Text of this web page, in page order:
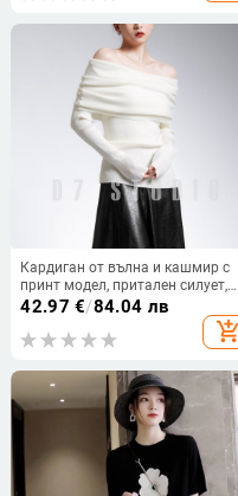
Кардиган от вълна и кашмир с
принт модел, притален силует,
дълъг ръкав, кръгло деколте,
42.97 €/84.04 лв
add_shopping_cart